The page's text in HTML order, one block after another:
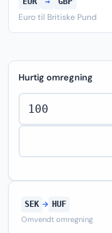
Euro til Britiske Pund
Hurtig omregning
SEK → HUF
Omvendt omregning